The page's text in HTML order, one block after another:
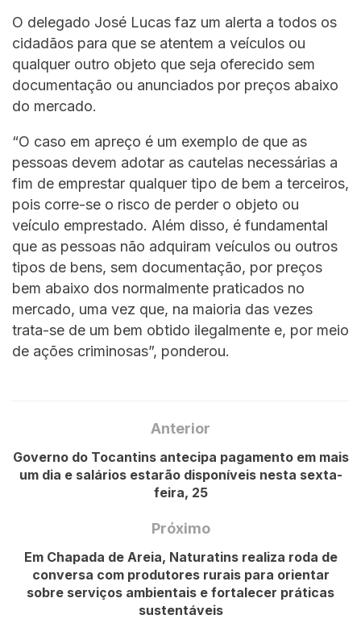
O delegado José Lucas faz um alerta a todos os
cidadãos para que se atentem a veículos ou
qualquer outro objeto que seja oferecido sem
documentação ou anunciados por preços abaixo
do mercado.
“O caso em apreço é um exemplo de que as
pessoas devem adotar as cautelas necessárias a
fim de emprestar qualquer tipo de bem a terceiros,
pois corre-se o risco de perder o objeto ou
veículo emprestado. Além disso, é fundamental
que as pessoas não adquiram veículos ou outros
tipos de bens, sem documentação, por preços
bem abaixo dos normalmente praticados no
mercado, uma vez que, na maioria das vezes
trata-se de um bem obtido ilegalmente e, por meio
de ações criminosas”, ponderou.
Anterior
Governo do Tocantins antecipa pagamento em mais
um dia e salários estarão disponíveis nesta sexta-
feira, 25
Próximo
Em Chapada de Areia, Naturatins realiza roda de
conversa com produtores rurais para orientar
sobre serviços ambientais e fortalecer práticas
sustentáveis